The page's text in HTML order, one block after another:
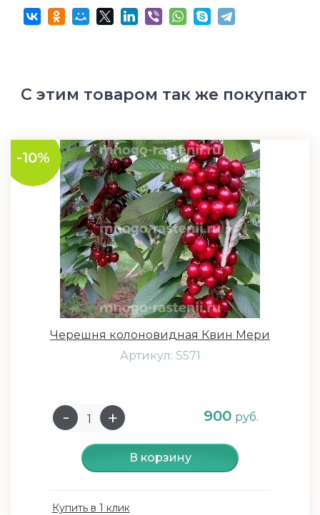
С этим товаром так же покупают
-10%
Черешня колоновидная Квин Мери
Артикул: S571
900 руб.
В корзину
Купить в 1 клик